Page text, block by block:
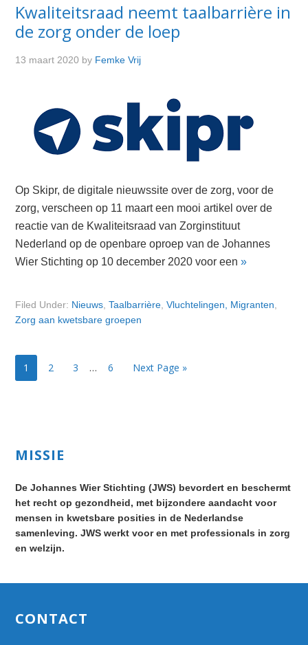
Kwaliteitsraad neemt taalbarrière in
de zorg onder de loep
13 maart 2020 by Femke Vrij
Op Skipr, de digitale nieuwssite over de zorg, voor de
zorg, verscheen op 11 maart een mooi artikel over de
reactie van de Kwaliteitsraad van Zorginstituut
Nederland op de openbare oproep van de Johannes
Wier Stichting op 10 december 2020 voor een»
Filed Under: Nieuws ,Taalbarrière ,Vluchtelingen, Migranten
Zorg aan kwetsbare groepen
Page
1 Page
2 Page
3 … Page
6 Next Page »
Primary
MISSIE
De Johannes Wier Stichting (JWS) bevordert en beschermt
het recht op gezondheid, met bijzondere aandacht voor
mensen in kwetsbare posities in de Nederlandse
samenleving. JWS werkt voor en met professionals in zorg
en welzijn.
Footer
CONTACT